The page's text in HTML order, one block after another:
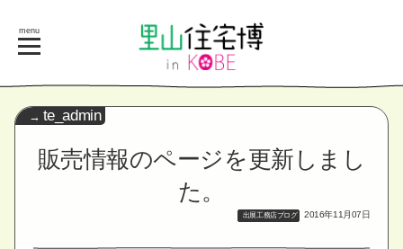
menu
販売情報のページを更新しまし
た。
te_admin
出展工務店ブログ 2016年11月07日